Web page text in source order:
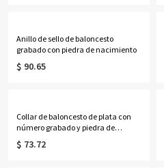
Anillo de sello de baloncesto
grabado con piedra de nacimiento
$ 90.65
Collar de baloncesto de plata con
número grabado y piedra de
nacimiento
$ 73.72